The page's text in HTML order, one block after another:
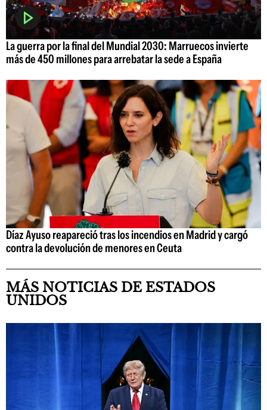
La guerra por la final del Mundial 2030: Marruecos invierte
más de 450 millones para arrebatar la sede a España
Díaz Ayuso reapareció tras los incendios en Madrid y cargó
contra la devolución de menores en Ceuta
MÁS NOTICIAS DE ESTADOS
UNIDOS